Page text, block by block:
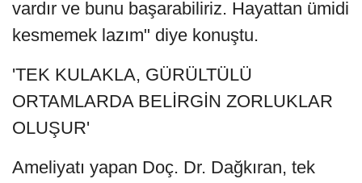
vardır ve bunu başarabiliriz. Hayattan ümidi
kesmemek lazım" diye konuştu.
'TEK KULAKLA, GÜRÜLTÜLÜ
ORTAMLARDA BELİRGİN ZORLUKLAR
OLUŞUR'
Ameliyatı yapan Doç. Dr. Dağkıran, tek